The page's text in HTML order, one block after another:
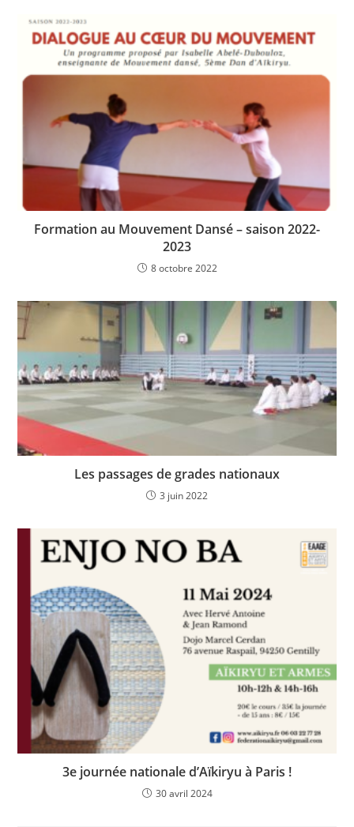
Formation au Mouvement Dansé – saison 2022-
2023
8 octobre 2022
Les passages de grades nationaux
3 juin 2022
3e journée nationale d’Aïkiryu à Paris !
30 avril 2024